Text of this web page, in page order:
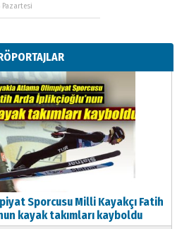
Pazartesi
Aileyi Korumak
Pazartesi
Sporcusu Milli Kayakçı Fatih
kayak takımları kayboldu